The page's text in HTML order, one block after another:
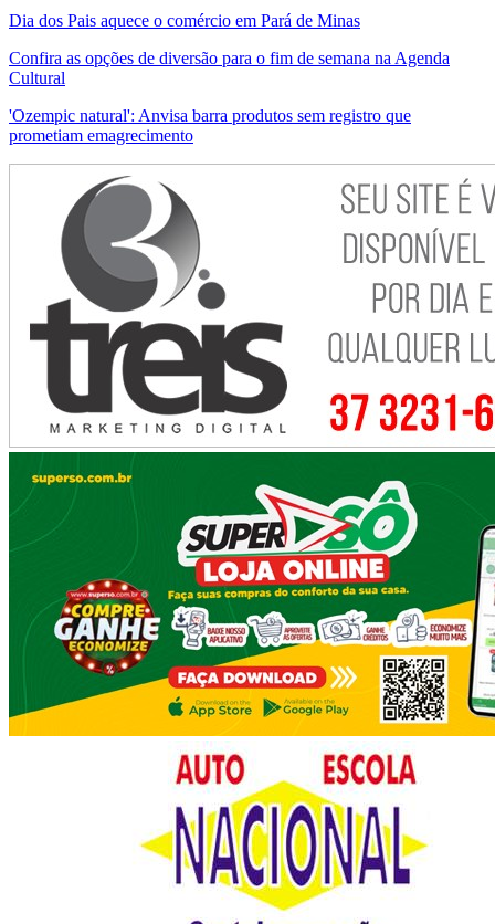
Dia dos Pais aquece o comércio em Pará de Minas
Confira as opções de diversão para o fim de semana na Agenda
Cultural
'Ozempic natural': Anvisa barra produtos sem registro que
prometiam emagrecimento